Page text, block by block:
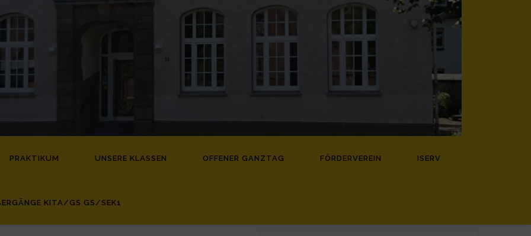
PRAKTIKUM UNSERE KLASSEN OFFENER GANZTAG FÖRDERVEREIN ISERV
KITA/GS GS/SEK1